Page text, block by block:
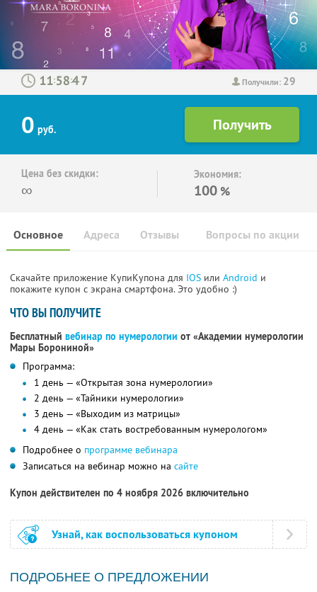
Получили: 29
: :
0 руб.
Цена без скидки:
∞
Экономия:
100 %
Основное Отзывы Вопросы по акции
Адреса
Скачайте приложение КупиКупона для IOS или Android и
покажите купон с экрана смартфона. Это удобно :)
ЧТО ВЫ ПОЛУЧИТЕ
Бесплатный вебинар по нумерологии от «Академии нумерологии
Мары Борониной»
Программа:
1 день — «Открытая зона нумерологии»
2 день — «Тайники нумерологии»
3 день — «Выходим из матрицы»
4 день — «Как стать востребованным нумерологом»
Подробнее о программе вебинара
Записаться на вебинар можно на сайте
Купон действителен по 4 ноября 2026 включительно
Узнай, как воспользоваться купоном
ПОДРОБНЕЕ О ПРЕДЛОЖЕНИИ